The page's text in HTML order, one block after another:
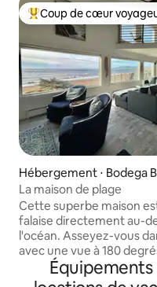
Coups de cœur
Coup de cœur
Hébergement ⋅ Bodega
La maison de plage
Cette superbe maison
falaise directement au-
l'océan. Asseyez-vous
avec une vue à 180
écoutez les vagues qui
regardez les oiseaux de
Équipements